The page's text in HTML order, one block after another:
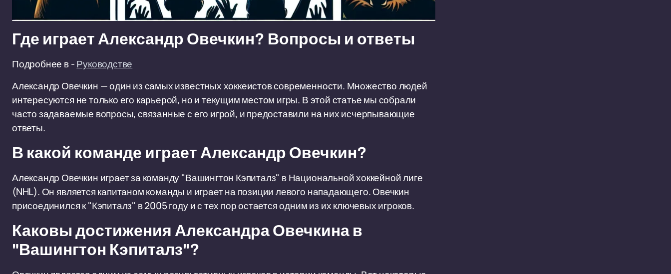
Где играет Александр Овечкин? Вопросы и ответы
Подробнее в -Руководстве
Александр Овечкин — один из самых известных хоккеистов современности. Множество людей
интересуются не только его карьерой, но и текущим местом игры. В этой статье мы собрали
часто задаваемые вопросы, связанные с его игрой, и предоставили на них исчерпывающие
ответы.
В какой команде играет Александр Овечкин?
Александр Овечкин играет за команду "Вашингтон Кэпиталз" в Национальной хоккейной лиге
(NHL). Он является капитаном команды и играет на позиции левого нападающего. Овечкин
присоединился к "Кэпиталз" в 2005 году и с тех пор остается одним из их ключевых игроков.
Каковы достижения Александра Овечкина в
"Вашингтон Кэпиталз"?